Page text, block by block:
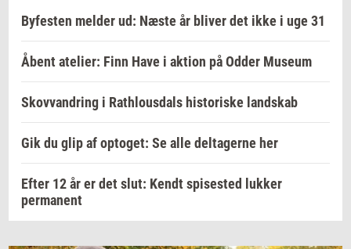
Byfesten melder ud: Næste år bliver det ikke i uge 31
Åbent atelier: Finn Have i aktion på Odder Museum
Skovvandring i Rathlousdals historiske landskab
Gik du glip af optoget: Se alle deltagerne her
Efter 12 år er det slut: Kendt spisested lukker
permanent